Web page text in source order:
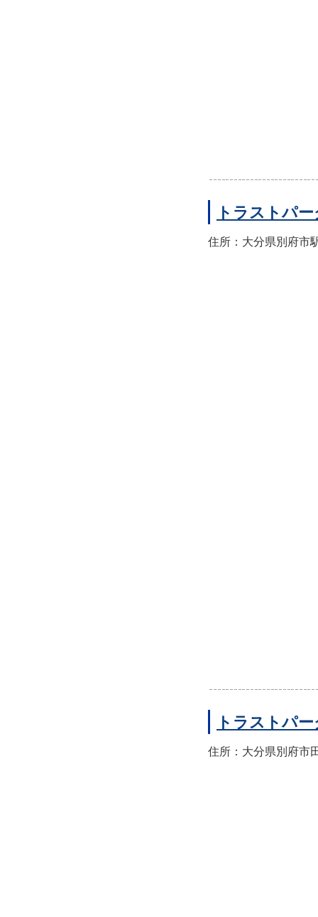
トラストパ
住所：大分県別府市
トラストパ
住所：大分県別府市